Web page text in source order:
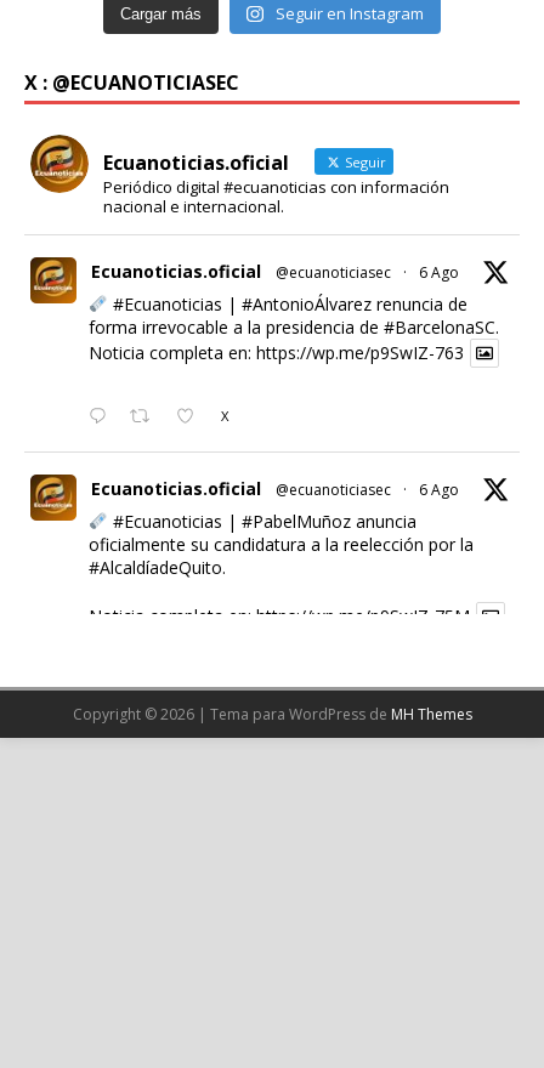
Cargar más Seguir en Instagram
X : @ECUANOTICIASEC
Ecuanoticias.oficial Seguir
Periódico digital #ecuanoticias con información
nacional e internacional.
Ecuanoticias.oficial @ecuanoticiasec · 6 Ago
#Ecuanoticias | #AntonioÁlvarezrenuncia de
forma irrevocable a la presidencia de #BarcelonaSC.
Noticia completa en: https://wp.me/p9SwIZ-763
X
Ecuanoticias.oficial @ecuanoticiasec · 6 Ago
#Ecuanoticias | #PabelMuñozanuncia
oficialmente su candidatura a la reelección por la
#AlcaldíadeQuito.
Noticia completa en: https://wp.me/p9SwIZ-75M
Cargar más
Copyright © 2026 | Tema para WordPress de MH Themes